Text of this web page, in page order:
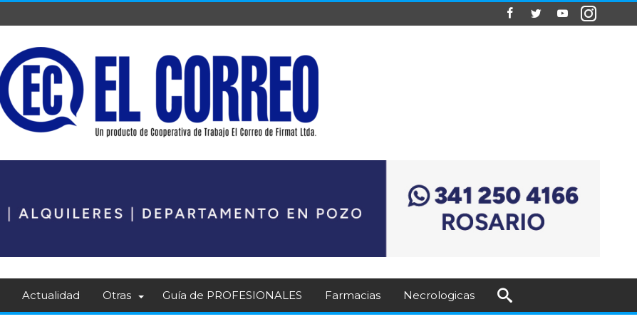
Actualidad Otras Guía de PROFESIONALES Farmacias Necrologicas